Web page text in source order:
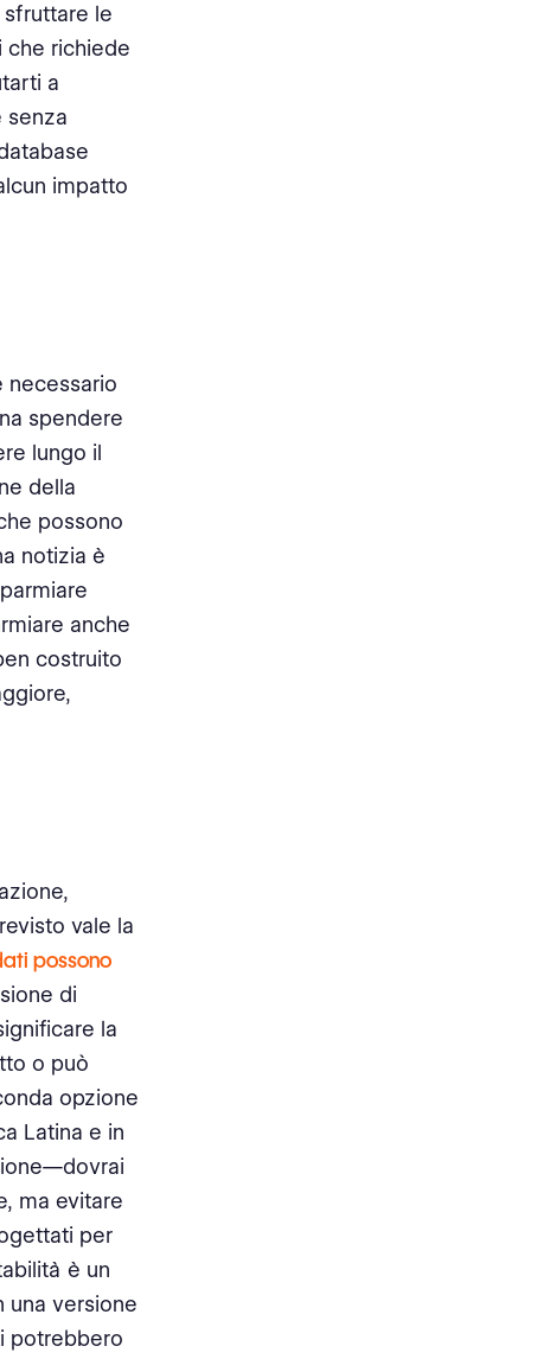
le
che richiede
a
senza
impatto
necessario
spendere
lungo il
della
possono
notizia è
anche
costruito
vale la
possono
di
la
o può
opzione
Latina e in
ma evitare
per
è un
una versione
potrebbero